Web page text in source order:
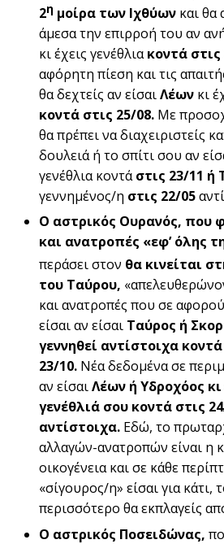
2η μοίρα των Ιχθύων και θα
άμεσα την επιρροή του αν
κι έχεις γενέθλιακοντά στις
αφόρητη πίεση και τις
θα δεχτείς αν είσαιΛέων κι
κοντά στις 25/08. Με
θα πρέπει να διαχειριστείς
δουλειά ή το σπίτι σου αν
γενέθλια κοντάστις 23/11 ή
γεννημένος/η στις 22/05
Ο αστρικός Ουρανός, που
και ανατροπές «εφ’ όλης
περάσει στον θα κινείται
του Ταύρου,
και ανατροπές που σε
είσαι αν είσαι Ταύρος ή
γεννηθεί αντίστοιχα
23/10. Νέα δεδομένα σε
αν είσαιΛέων ή Υδροχόος κι
γενέθλιά σου κοντά στις
αντίστοιχα. Εδώ, το
αλλαγών-ανατροπών είναι η
οικογένεια και σε κάθε
«σίγουρος/η» είσαι για κάτι,
περισσότερο θα εκπλαγείς
Ο αστρικός Ποσειδώνας,